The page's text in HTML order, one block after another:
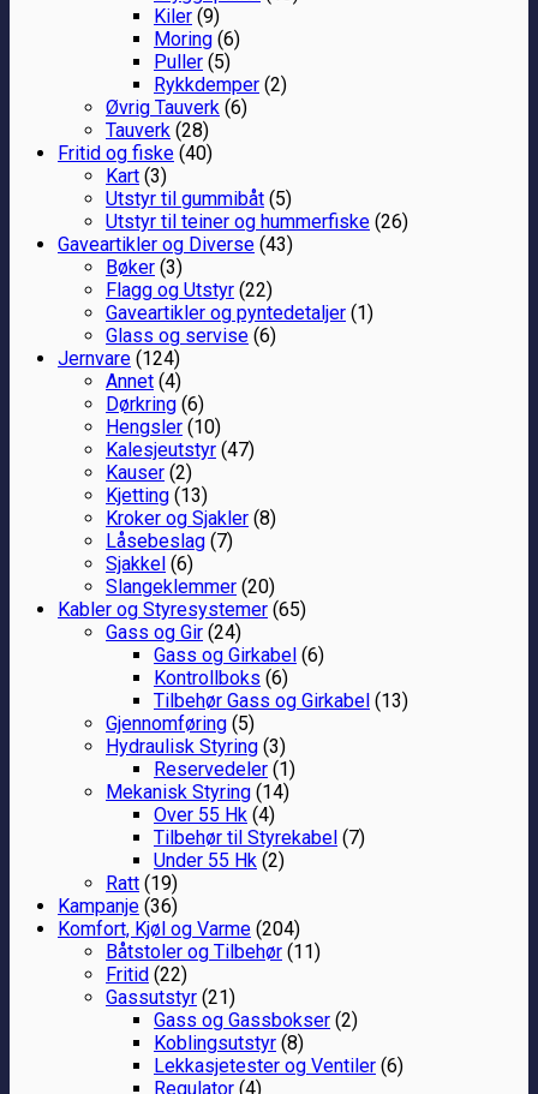
Kiler (9)
Moring (6)
Puller (5)
Rykkdemper (2)
Øvrig Tauverk (6)
Tauverk (28)
Fritid og fiske (40)
Kart (3)
Utstyr til gummibåt (5)
Utstyr til teiner og hummerfiske (26)
Gaveartikler og Diverse (43)
Bøker (3)
Flagg og Utstyr (22)
Gaveartikler og pyntedetaljer (1)
Glass og servise (6)
Jernvare (124)
Annet (4)
Dørkring (6)
Hengsler (10)
Kalesjeutstyr (47)
Kauser (2)
Kjetting (13)
Kroker og Sjakler (8)
Låsebeslag (7)
Sjakkel (6)
Slangeklemmer (20)
Kabler og Styresystemer (65)
Gass og Gir (24)
Gass og Girkabel (6)
Kontrollboks (6)
Tilbehør Gass og Girkabel (13)
Gjennomføring (5)
Hydraulisk Styring (3)
Reservedeler (1)
Mekanisk Styring (14)
Over 55 Hk (4)
Tilbehør til Styrekabel (7)
Under 55 Hk (2)
Ratt (19)
Kampanje (36)
Komfort, Kjøl og Varme (204)
Båtstoler og Tilbehør (11)
Fritid (22)
Gassutstyr (21)
Gass og Gassbokser (2)
Koblingsutstyr (8)
Lekkasjetester og Ventiler (6)
Regulator (4)